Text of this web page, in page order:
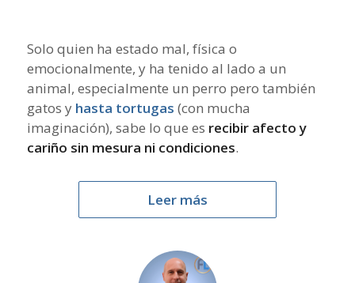
Solo quien ha estado mal, física o
emocionalmente, y ha tenido al lado a un
animal, especialmente un perro pero también
gatos y hasta tortugas (con mucha
imaginación), sabe lo que es recibir afecto y
cariño sin mesura ni condiciones.
Leer más